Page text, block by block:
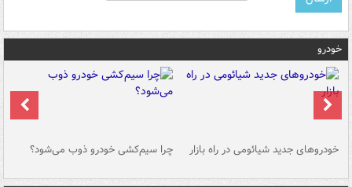
خودرو
خودروهای جدید شیائومی در راه بازار چرا سیم‌کشی خودرو ذوب می‌شود؟